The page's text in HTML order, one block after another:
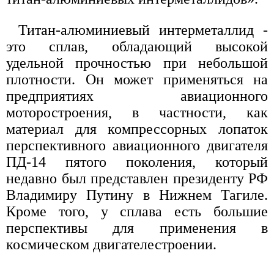
Титан-алюминиевый интерметаллид -
это сплав, обладающий высокой
удельной прочностью при небольшой
плотности. Он может применяться на
предприятиях авиационного
моторостроения, в частности, как
материал для компрессорных лопаток
перспективного авиационного двигателя
ПД-14 пятого поколения, который
недавно был представлен президенту РФ
Владимиру Путину в Нижнем Тагиле.
Кроме того, у сплава есть большие
перспективы для применения в
космическом двигателестроении.